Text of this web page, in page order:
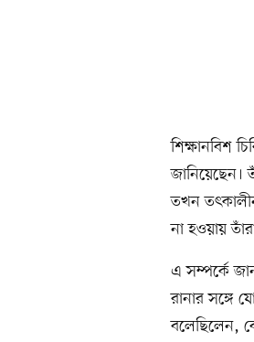
শিক্ষানবিশ
জানিয়েছেন।
তখন তৎকালীন
না হওয়ায়
এ সম্পর্কে
রানার সঙ্গে
বলেছিলেন,